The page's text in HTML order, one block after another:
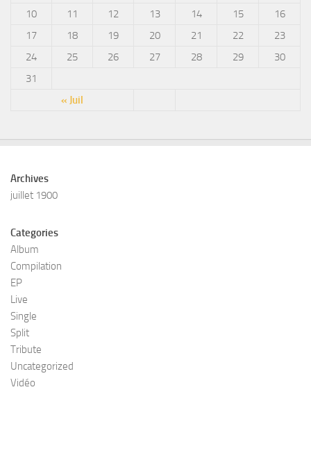
« Juil
10
11 12 13 14 15
16
17
18 19 20 21 22
23
24
25 26 27 28 29
30
31
Archives
juillet 1900
Categories
Album
Compilation
EP
Live
Single
Split
Tribute
Uncategorized
Vidéo